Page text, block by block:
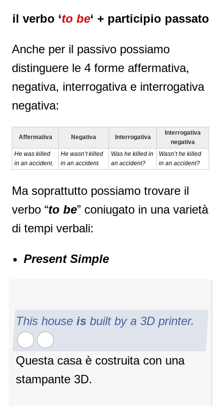
il verbo ‘to be‘ + participio passato
Anche per il passivo possiamo
distinguere le 4 forme affermativa,
negativa, interrogativa e interrogativa
negativa:
Affermativa Negativa Interrogativa
Interrogativa
negativa
He was killed
in an accident.
He wasn’t killed
in an accident.
Was he killed in
an accident?
Wasn’t he killed
in an accident?
Ma soprattutto possiamo trovare il
verbo “to be” coniugato in una varietà
di tempi verbali:
Present Simple
This house is built by a 3D printer.
Questa casa è costruita con una
stampante 3D.